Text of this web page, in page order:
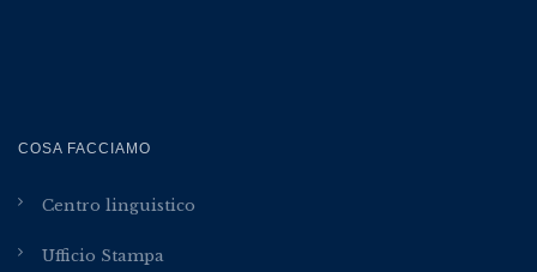
COSA FACCIAMO
Centro linguistico
Ufficio Stampa